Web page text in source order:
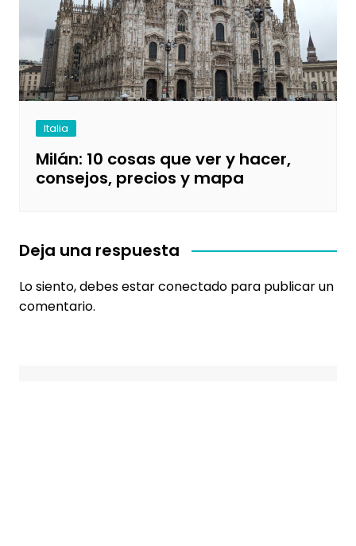
Italia
Milán: 10 cosas que ver y hacer,
consejos, precios y mapa
Deja una respuesta
Lo siento, debes estarconectadopara publicar un
comentario.